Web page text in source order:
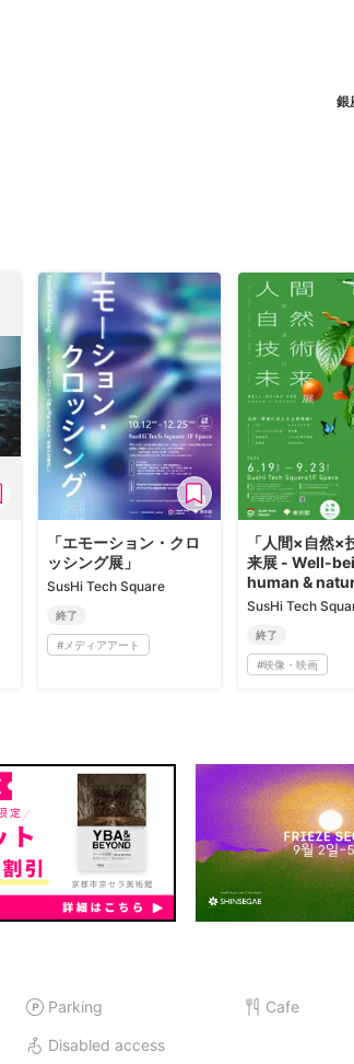
銀
「エモーション・クロ
ッシング展」
SusHi Tech Square
終了
# メディアアート
「人間×自然×
来展 - Well-
human &
SusHi Tech
終了
#映像・映画
Parking Cafe
Disabled access